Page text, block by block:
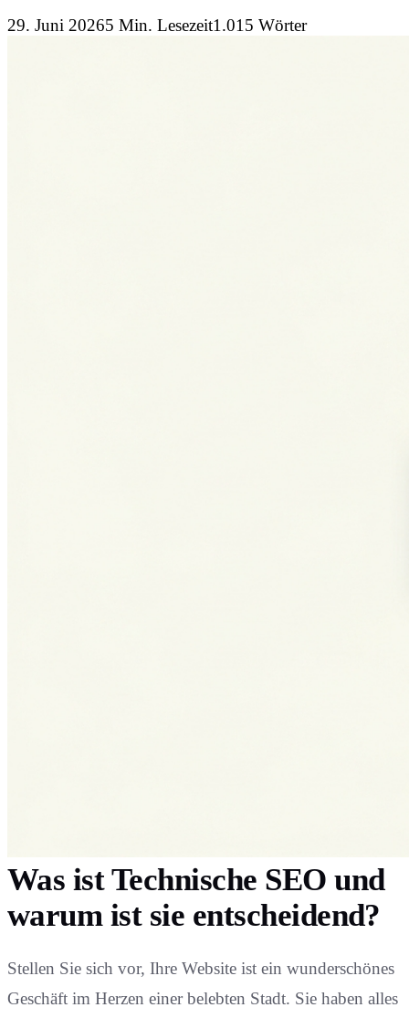
29. Juni 20265 Min. Lesezeit1.015 Wörter
Was ist Technische SEO und
warum ist sie entscheidend?
Stellen Sie sich vor, Ihre Website ist ein wunderschönes
Geschäft im Herzen einer belebten Stadt. Sie haben alles